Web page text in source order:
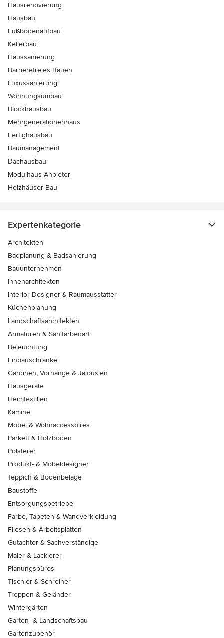
Hausrenovierung
Hausbau
Fußbodenaufbau
Kellerbau
Haussanierung
Barrierefreies Bauen
Luxussanierung
Wohnungsumbau
Blockhausbau
Mehrgenerationenhaus
Fertighausbau
Baumanagement
Dachausbau
Modulhaus-Anbieter
Holzhäuser-Bau
Expertenkategorie
Architekten
Badplanung & Badsanierung
Bauunternehmen
Innenarchitekten
Interior Designer & Raumausstatter
Küchenplanung
Landschaftsarchitekten
Armaturen & Sanitärbedarf
Beleuchtung
Einbauschränke
Gardinen, Vorhänge & Jalousien
Hausgeräte
Heimtextilien
Kamine
Möbel & Wohnaccessoires
Parkett & Holzböden
Polsterer
Produkt- & Möbeldesigner
Teppich & Bodenbeläge
Baustoffe
Entsorgungsbetriebe
Farbe, Tapeten & Wandverkleidung
Fliesen & Arbeitsplatten
Gutachter & Sachverständige
Maler & Lackierer
Planungsbüros
Tischler & Schreiner
Treppen & Geländer
Wintergärten
Garten- & Landschaftsbau
Gartenzubehör